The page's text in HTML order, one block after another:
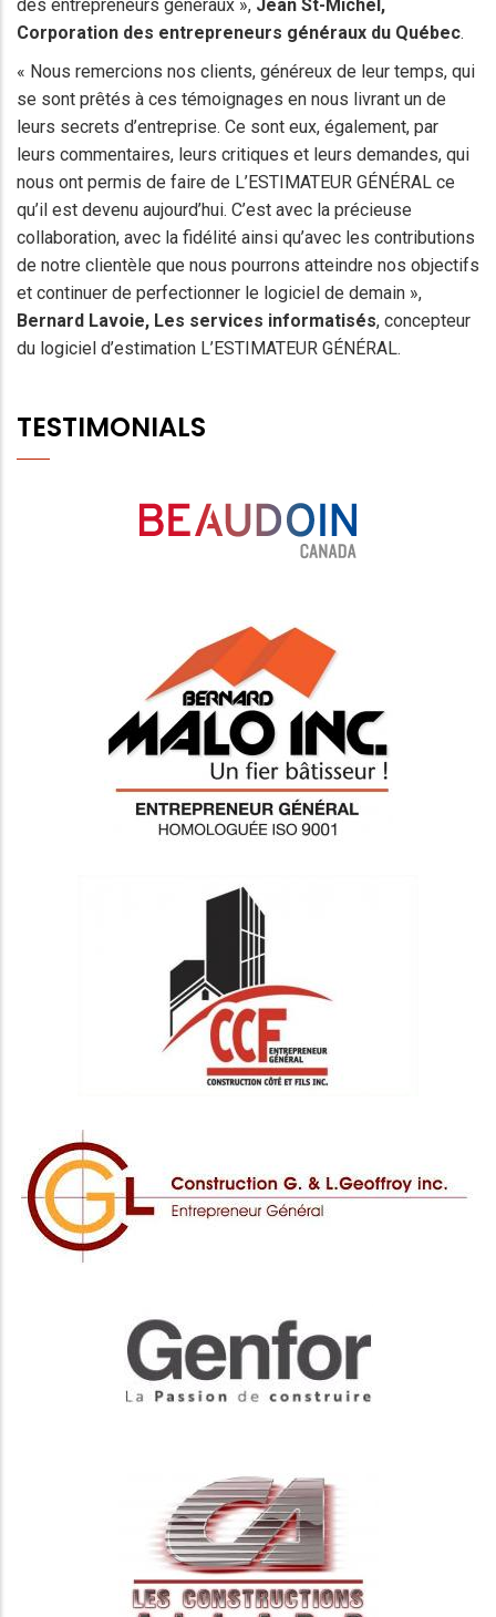
des entrepreneurs généraux », Jean St-Michel,
Corporation des entrepreneurs généraux du Québec.
« Nous remercions nos clients, généreux de leur temps, qui
se sont prêtés à ces témoignages en nous livrant un de
leurs secrets d’entreprise. Ce sont eux, également, par
leurs commentaires, leurs critiques et leurs demandes, qui
nous ont permis de faire de L’ESTIMATEUR GÉNÉRAL ce
qu’il est devenu aujourd’hui. C’est avec la précieuse
collaboration, avec la fidélité ainsi qu’avec les contributions
de notre clientèle que nous pourrons atteindre nos objectifs
et continuer de perfectionner le logiciel de demain »,
Bernard Lavoie, Les services informatisés, concepteur
du logiciel d’estimation L’ESTIMATEUR GÉNÉRAL.
TESTIMONIALS